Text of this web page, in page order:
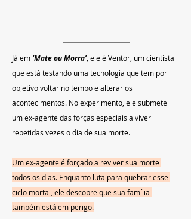
Já em‘Mate ou Morra’, ele é Ventor, um cientista
que está testando uma tecnologia que tem por
objetivo voltar no tempo e alterar os
acontecimentos. No experimento, ele submete
um ex-agente das forças especiais a viver
repetidas vezes o dia de sua morte.
Um ex-agente é forçado a reviver sua morte
todos os dias. Enquanto luta para quebrar esse
ciclo mortal, ele descobre que sua família
também está em perigo.